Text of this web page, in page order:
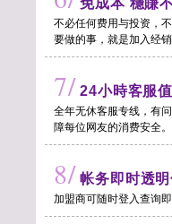
免成本 穩賺
不必任何费用与投资，
要做的事，就是加入经
7/ 24小時客服
全年无休客服专线，有
障每位网友的消费安全。
8/ 帐务即时透
加盟商可随时登入查询